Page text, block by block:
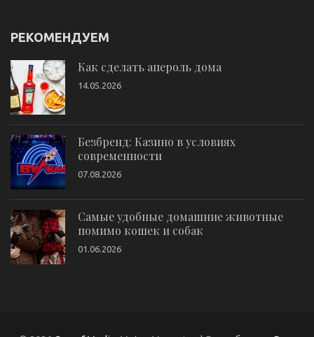
РЕКОМЕНДУЕМ
Как сделать апероль дома
14.05.2026
Безбренд: Казино в условиях
современности
07.08.2026
Самые удобные домашние животные
помимо кошек и собак
01.06.2026